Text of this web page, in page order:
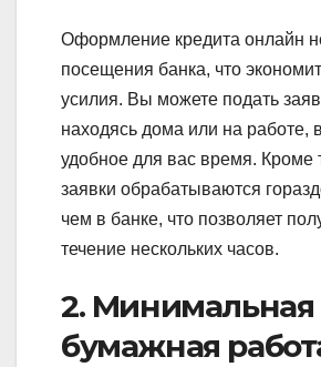
Оформление кредита онлайн
посещения банка, что
усилия. Вы можете подать
находясь дома или на работе,
удобное для вас время. Кроме
заявки обрабатываются
чем в банке, что позволяет
течение нескольких часов.
2. Минимальная
бумажная